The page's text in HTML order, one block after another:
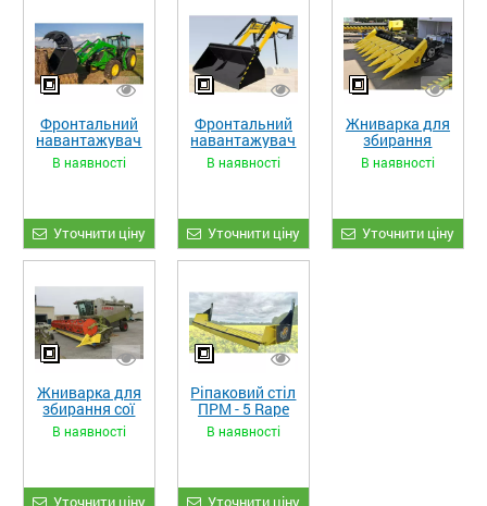
Фронтальний
навантажувач
«STRONG XL»
В наявності
Уточнити ціну
Фронтальний
навантажувач
«STRONG»
В наявності
Уточнити ціну
Жниварка для
збирання
кукурудзи
ЖКИ-870
В наявності
Уточнити ціну
Жниварка для
збирання сої
та гороху
«ETTARO»
В наявності
Уточнити ціну
Ріпаковий стіл
ПРМ - 5 Rape
Fiore
В наявності
Уточнити ціну